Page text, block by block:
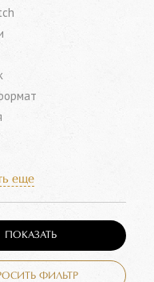
еще
ПОКАЗАТЬ
ФИЛЬТР